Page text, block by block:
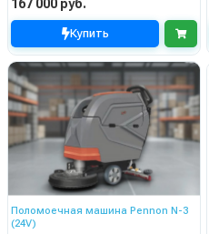
167 000 руб.
Купить
Поломоечная машина Pennon N-3
(24V)